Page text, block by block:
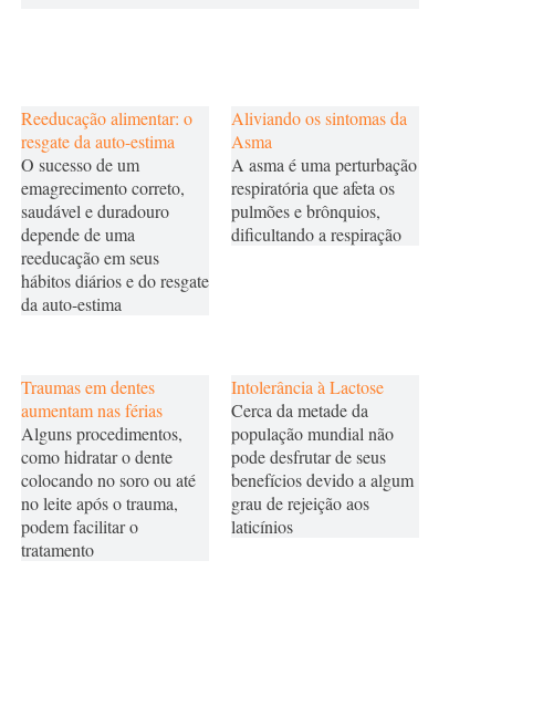
Reeducação alimentar: o
resgate da auto-estima
O sucesso de um
emagrecimento correto,
saudável e duradouro
depende de uma
reeducação em seus
hábitos diários e do resgate
da auto-estima
Aliviando os sintomas da
Asma
A asma é uma perturbação
respiratória que afeta os
pulmões e brônquios,
dificultando a respiração
Traumas em dentes
aumentam nas férias
Alguns procedimentos,
como hidratar o dente
colocando no soro ou até
no leite após o trauma,
podem facilitar o
tratamento
Intolerância à Lactose
Cerca da metade da
população mundial não
pode desfrutar de seus
benefícios devido a algum
grau de rejeição aos
laticínios